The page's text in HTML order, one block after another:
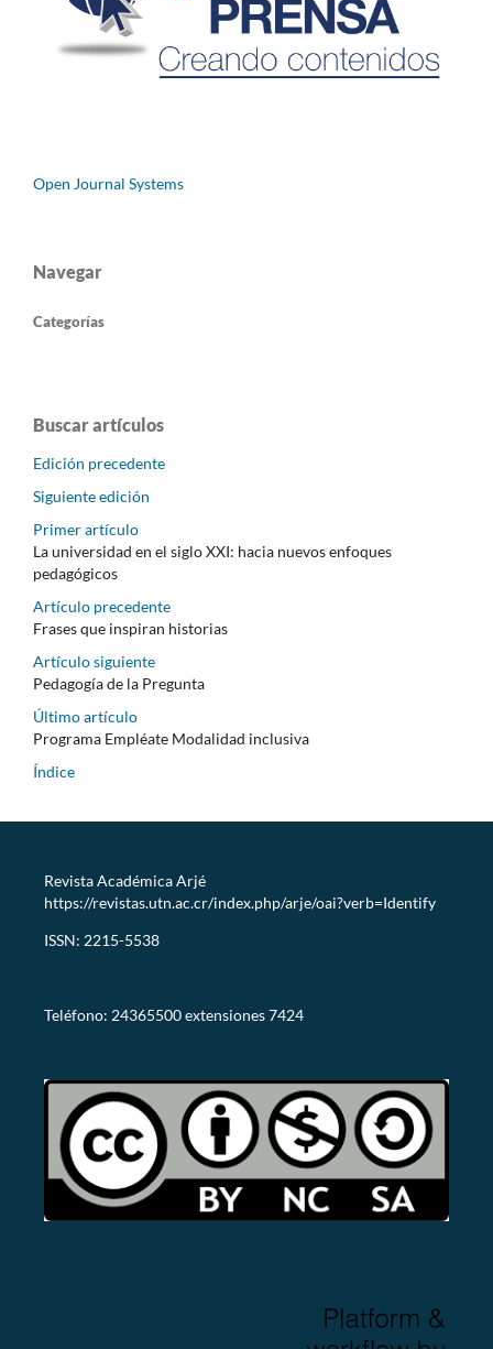
Open Journal Systems
Navegar
Categorías
Buscar artículos
Edición precedente
Siguiente edición
Primer artículo
La universidad en el siglo XXI: hacia nuevos enfoques
pedagógicos
Artículo precedente
Frases que inspiran historias
Artículo siguiente
Pedagogía de la Pregunta
Último artículo
Programa Empléate Modalidad inclusiva
Índice
Revista Académica Arjé
https://revistas.utn.ac.cr/index.php/arje/oai?verb=Identify
ISSN: 2215-5538
Teléfono: 24365500 extensiones 7424